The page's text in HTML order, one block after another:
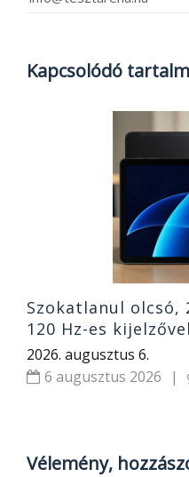
Kapcsolódó
Szokatlanul olcsó,
120 Hz-es
2026. augusztus 6.
6 augusztus 2026
|
Vélemény,